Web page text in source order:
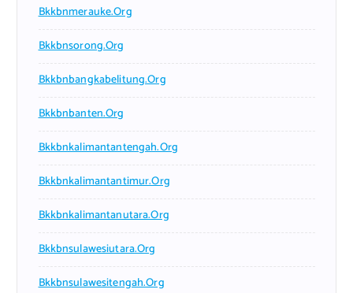
Bkkbnmerauke.org
Bkkbnsorong.org
Bkkbnbangkabelitung.org
Bkkbnbanten.org
Bkkbnkalimantantengah.org
Bkkbnkalimantantimur.org
Bkkbnkalimantanutara.org
Bkkbnsulawesiutara.org
Bkkbnsulawesitengah.org